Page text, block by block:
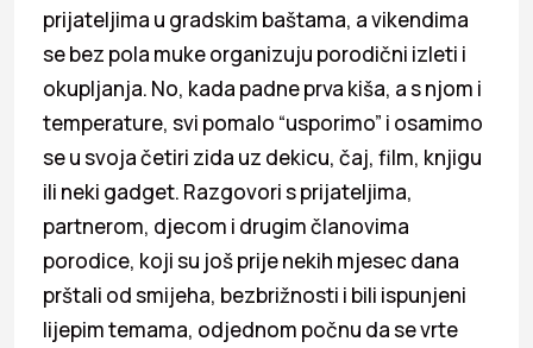
prijateljima u gradskim baštama, a vikendima
se bez pola muke organizuju porodični izleti i
okupljanja. No, kada padne prva kiša, a s njom i
temperature, svi pomalo “usporimo” i osamimo
se u svoja četiri zida uz dekicu, čaj, film, knjigu
ili neki gadget. Razgovori s prijateljima,
partnerom, djecom i drugim članovima
porodice, koji su još prije nekih mjesec dana
prštali od smijeha, bezbrižnosti i bili ispunjeni
lijepim temama, odjednom počnu da se vrte